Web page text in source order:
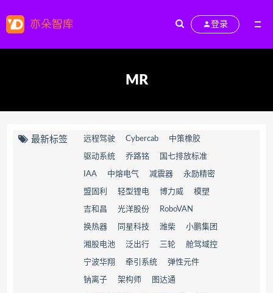
登录
MR
最新标签 远程驾驶 Cybercab 中策橡胶
驱动系统 乔路铭 国七排放标准
IAA 中熔电气 减震器 永励精密
盟固利 轻型锂电 博力威 模塑
吉和昌 光洋股份 RoboVAN
换热器 同星科技 潍柴 小鹏集团
湘股电池 泛出行 三轮 舱驾域控
宁波华翔 牵引系统 弹性元件
钠离子 架构师 图达通